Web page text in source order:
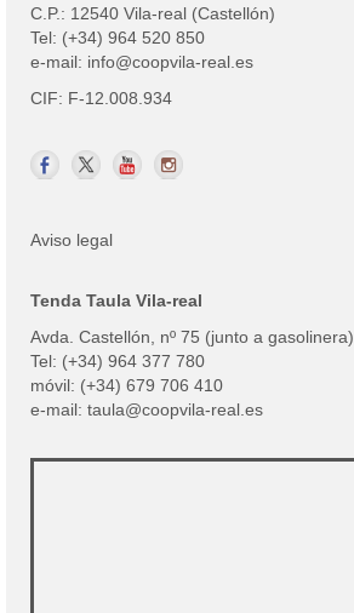
C.P.: 12540 Vila-real (Castellón)
Tel: (+34) 964 520 850
e-mail: info@coopvila-real.es
CIF: F-12.008.934
Aviso legal
Tenda Taula Vila-real
Avda. Castellón, nº 75 (junto a gasolinera)
Tel: (+34) 964 377 780
móvil: (+34) 679 706 410
e-mail: taula@coopvila-real.es